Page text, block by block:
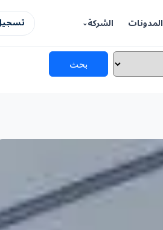
المدونات الشركة
بحث